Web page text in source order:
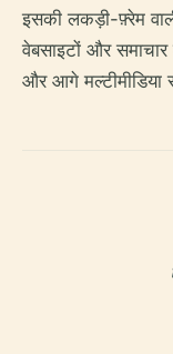
इसकी लकड़ी-फ़्रेम
वेबसाइटों और
और आगे